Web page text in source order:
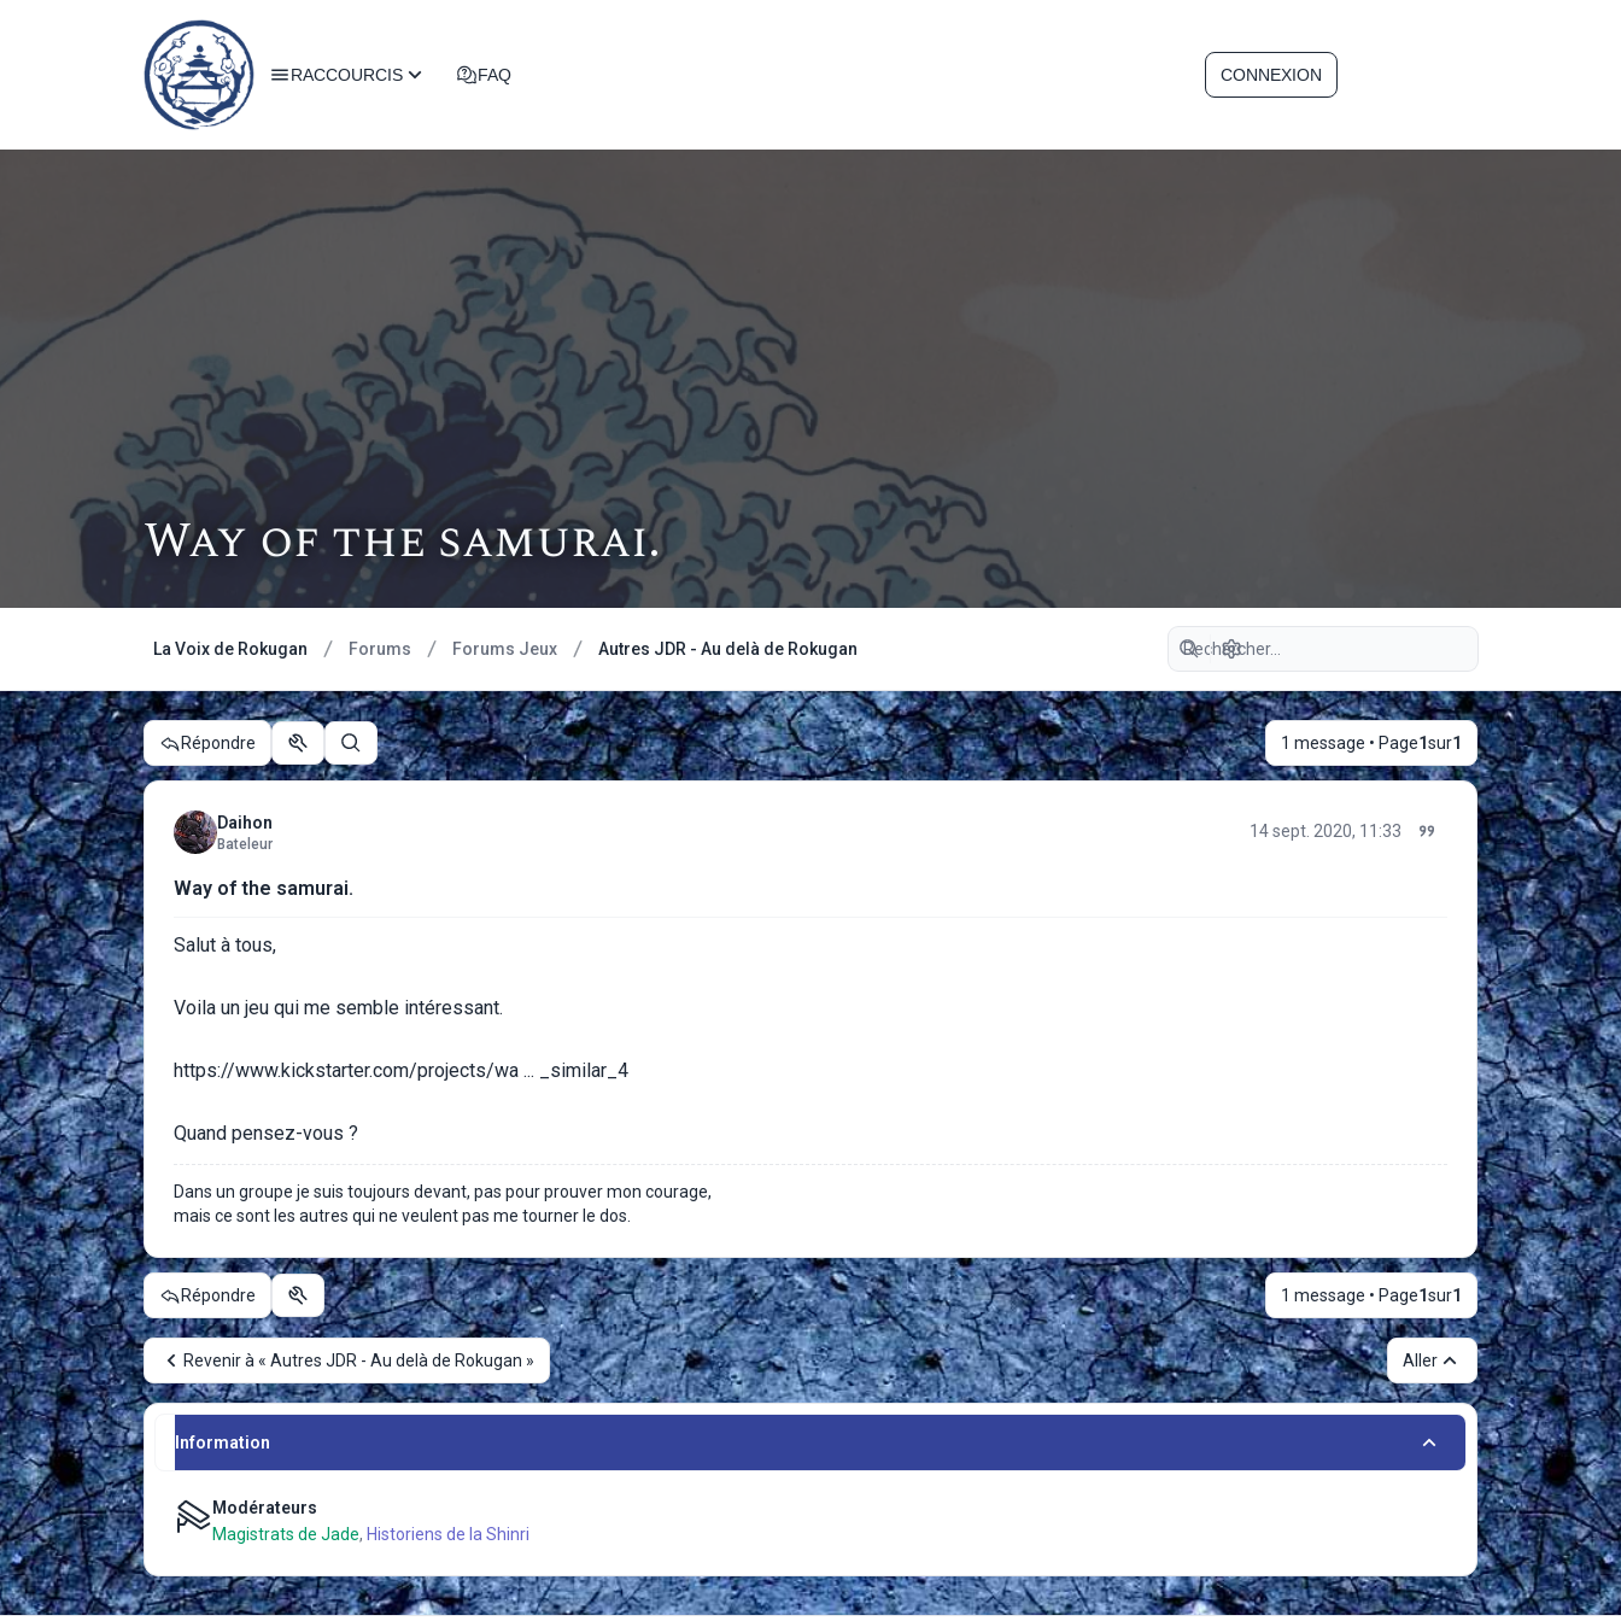
RACCOURCIS FAQ CONNEXION
Way of the samurai.
La Voix de Rokugan Forums Forums Jeux Autres JDR - Au delà de Rokugan
Recherche avancée
Répondre
Outils du sujet
Rechercher
1 message • Page1sur1
Daihon
Bateleur
14 sept. 2020, 11:33
Way of the samurai.
Salut à tous,
Voila un jeu qui me semble intéressant.
https://www.kickstarter.com/projects/wa ... _similar_4
Quand pensez-vous ?
Dans un groupe je suis toujours devant, pas pour prouver mon courage,
mais ce sont les autres qui ne veulent pas me tourner le dos.
Répondre
Outils du sujet
1 message • Page1sur1
Revenir à « Autres JDR - Au delà de Rokugan » Aller
Information
Modérateurs
Magistrats de Jade, Historiens de la Shinri